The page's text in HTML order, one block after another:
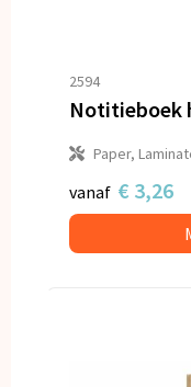
2594
Paper,
vanaf € 3,26